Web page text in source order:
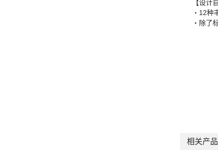
【设计
・12种
・除了
相关产品